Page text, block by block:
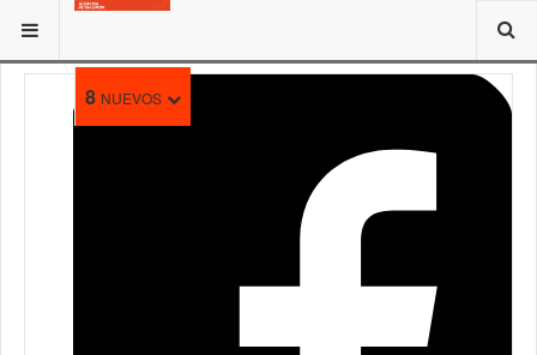
8 NUEVOS
ESTÁ AQUÍ: